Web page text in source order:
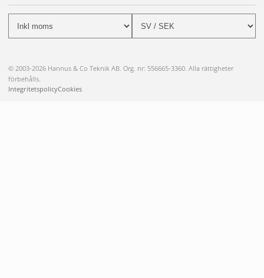
© 2003-2026 Hannus & Co Teknik AB. Org. nr: 556665-3360. Alla rättigheter
förbehålls.
IntegritetspolicyCookies